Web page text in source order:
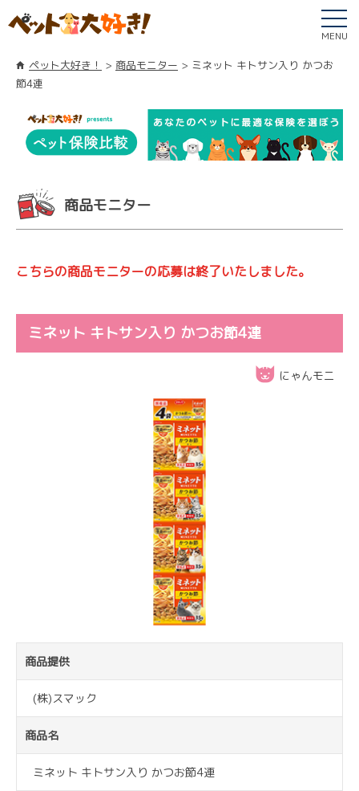
MENU
ペット大好き！ 商品モニター
ミネット キトサン入り かつお
節4連
商品モニター
こちらの商品モニターの応募は終了いたしました。
ミネット キトサン入り かつお節4連
にゃんモニ
商品提供
(株)スマック
商品名
ミネット キトサン入り かつお節4連